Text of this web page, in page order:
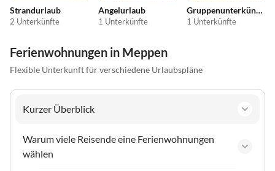
Strandurlaub
2 Unterkünfte
Angelurlaub
1 Unterkünfte
Gruppenunterkünfte
1 Unterkünfte
Ferienwohnungen in Meppen
Flexible Unterkunft für verschiedene Urlaubspläne
Kurzer Überblick
Warum viele Reisende eine Ferienwohnungen
wählen